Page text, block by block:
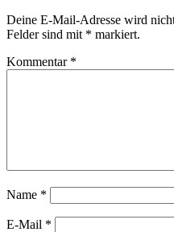
Deine E-Mail-Adresse wird
Felder sind mit * markiert.
Kommentar *
Name *
E-Mail *